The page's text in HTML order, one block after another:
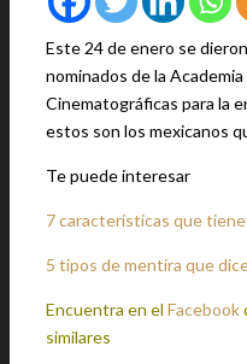
Este 24 de enero se
nominados de la
Cinematográficas para la
estos son los mexicanos
Te puede interesar
7 características que
5 tipos de mentira que
Encuentra en el Facebook
similares